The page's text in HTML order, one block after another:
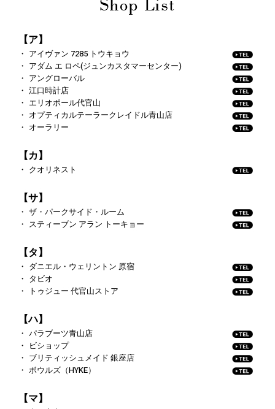
【ア】
アイヴァン 7285 トウキョウ
アダム エ ロペ(ジュンカスタマーセンター)
アングローバル
江口時計店
エリオポール代官山
オプティカルテーラークレイドル青山店
オーラリー
【カ】
クオリネスト
【サ】
ザ・パークサイド・ルーム
スティーブン アラン トーキョー
【タ】
ダニエル・ウェリントン 原宿
タビオ
トゥジュー 代官山ストア
【ハ】
パラブーツ青山店
ビショップ
ブリティッシュメイド 銀座店
ボウルズ（HYKE）
【マ】